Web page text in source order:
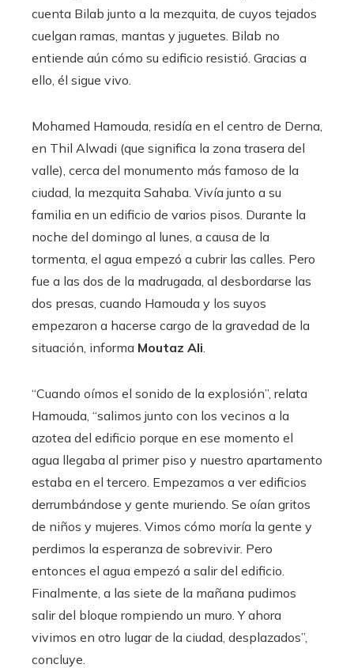
cuenta Bilab junto a la mezquita, de cuyos tejados
cuelgan ramas, mantas y juguetes. Bilab no
entiende aún cómo su edificio resistió. Gracias a
ello, él sigue vivo.
Mohamed Hamouda, residía en el centro de Derna,
en Thil Alwadi (que significa la zona trasera del
valle), cerca del monumento más famoso de la
ciudad, la mezquita Sahaba. Vivía junto a su
familia en un edificio de varios pisos. Durante la
noche del domingo al lunes, a causa de la
tormenta, el agua empezó a cubrir las calles. Pero
fue a las dos de la madrugada, al desbordarse las
dos presas, cuando Hamouda y los suyos
empezaron a hacerse cargo de la gravedad de la
situación, informa Moutaz Ali
“Cuando oímos el sonido de la explosión”, relata
Hamouda, “salimos junto con los vecinos a la
azotea del edificio porque en ese momento el
agua llegaba al primer piso y nuestro apartamento
estaba en el tercero. Empezamos a ver edificios
derrumbándose y gente muriendo. Se oían gritos
de niños y mujeres. Vimos cómo moría la gente y
perdimos la esperanza de sobrevivir. Pero
entonces el agua empezó a salir del edificio.
Finalmente, a las siete de la mañana pudimos
salir del bloque rompiendo un muro. Y ahora
vivimos en otro lugar de la ciudad, desplazados”,
concluye.